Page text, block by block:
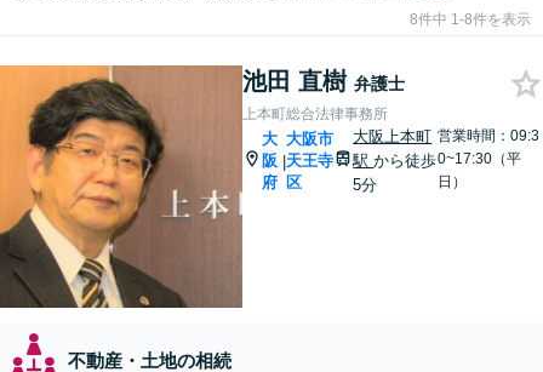
8件中 1-8件を表示
池田 直樹 弁護士
上本町総合法律事務所
大
阪
府
|
大阪市
天王寺
区
大阪上本町
駅から徒歩
5分
営業時間：09:3
0~17:30（平
日）
不動産・土地の相続